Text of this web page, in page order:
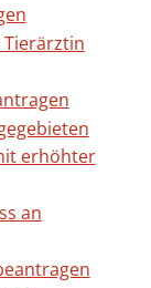
erhöhter
an